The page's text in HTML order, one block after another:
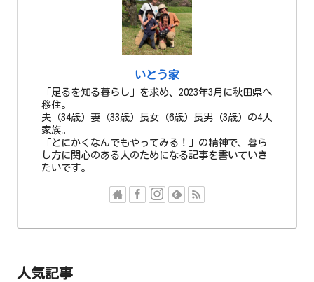
いとう家
「足るを知る暮らし」を求め、2023年3月に秋田県へ
移住。
夫（34歳）妻（33歳）長女（6歳）長男（3歳）の4人
家族。
「とにかくなんでもやってみる！」の精神で、暮ら
し方に関心のある人のためになる記事を書いていき
たいです。
人気記事